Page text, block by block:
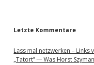
Letzte Kommentare
Lass mal netzwerken –
„Tatort“ — Was Horst